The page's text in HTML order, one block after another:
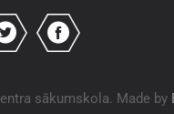
sākumskola. Made by